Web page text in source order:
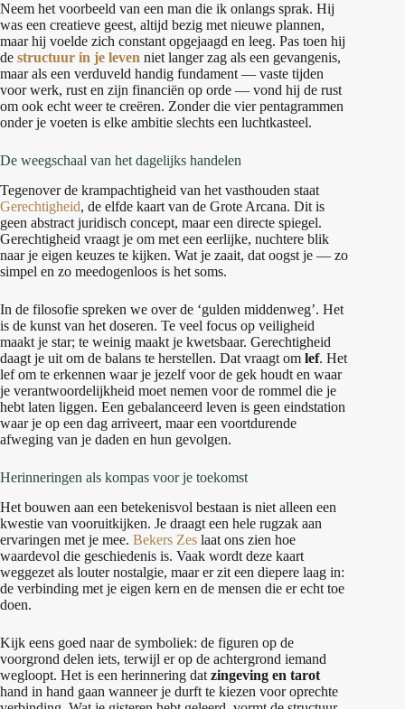
Neem het voorbeeld van een man die ik onlangs sprak. Hij
was een creatieve geest, altijd bezig met nieuwe plannen,
maar hij voelde zich constant opgejaagd en leeg. Pas toen hij
de structuur in je leven niet langer zag als een gevangenis,
maar als een verduveld handig fundament — vaste tijden
voor werk, rust en zijn financiën op orde — vond hij de rust
om ook echt weer te creëren. Zonder die vier pentagrammen
onder je voeten is elke ambitie slechts een luchtkasteel.
De weegschaal van het dagelijks handelen
Tegenover de krampachtigheid van het vasthouden staat
Gerechtigheid, de elfde kaart van de Grote Arcana. Dit is
geen abstract juridisch concept, maar een directe spiegel.
Gerechtigheid vraagt je om met een eerlijke, nuchtere blik
naar je eigen keuzes te kijken. Wat je zaait, dat oogst je — zo
simpel en zo meedogenloos is het soms.
In de filosofie spreken we over de ‘gulden middenweg’. Het
is de kunst van het doseren. Te veel focus op veiligheid
maakt je star; te weinig maakt je kwetsbaar. Gerechtigheid
daagt je uit om de balans te herstellen. Dat vraagt om lef. Het
lef om te erkennen waar je jezelf voor de gek houdt en waar
je verantwoordelijkheid moet nemen voor de rommel die je
hebt laten liggen. Een gebalanceerd leven is geen eindstation
waar je op een dag arriveert, maar een voortdurende
afweging van je daden en hun gevolgen.
Herinneringen als kompas voor je toekomst
Het bouwen aan een betekenisvol bestaan is niet alleen een
kwestie van vooruitkijken. Je draagt een hele rugzak aan
ervaringen met je mee. Bekers Zes laat ons zien hoe
waardevol die geschiedenis is. Vaak wordt deze kaart
weggezet als louter nostalgie, maar er zit een diepere laag in:
de verbinding met je eigen kern en de mensen die er echt toe
doen.
Kijk eens goed naar de symboliek: de figuren op de
voorgrond delen iets, terwijl er op de achtergrond iemand
wegloopt. Het is een herinnering dat zingeving en tarot
hand in hand gaan wanneer je durft te kiezen voor oprechte